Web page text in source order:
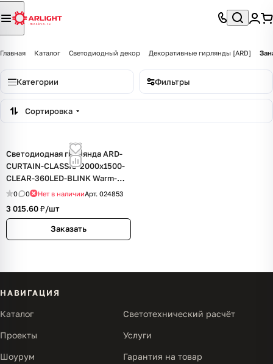
Главная Каталог Светодиодный декор Декоративные гирлянды [ARD]
Категории Фильтры
Сортировка
Светодиодная гирлянда ARD-
CURTAIN-CLASSIC-2000x1500-
CLEAR-360LED-BLINK Warm-
White (230V, 60W) (Ardecoled,
0 0 Нет в наличииАрт. 024853
3 015.60 ₽/шт
Заказать
НАВИГАЦИЯ
Каталог Светотехнический расчёт
Проекты Услуги
Шоурум Гарантия на товар